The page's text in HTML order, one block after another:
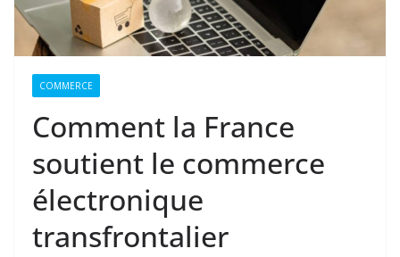
COMMERCE
Comment la France
soutient le commerce
électronique
transfrontalier